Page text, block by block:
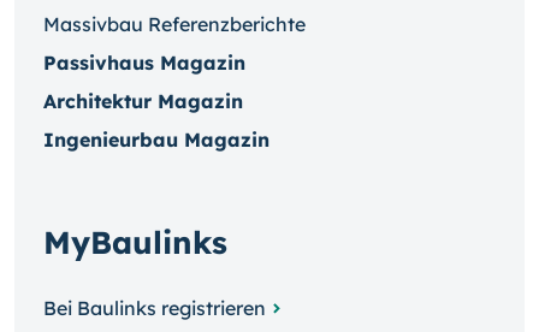
Massivbau Referenzberichte
Passivhaus Magazin
Architektur Magazin
Ingenieurbau Magazin
MyBaulinks
Bei Baulinks registrieren